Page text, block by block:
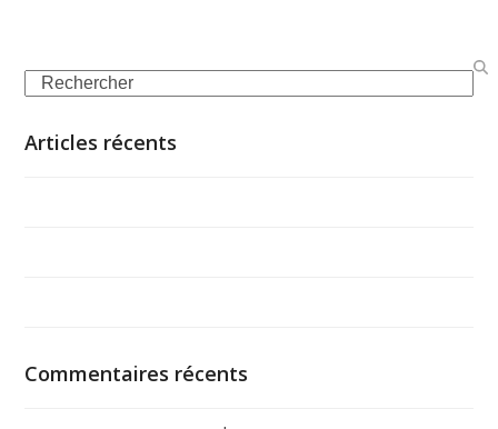
Search
Articles récents
Commentaires récents